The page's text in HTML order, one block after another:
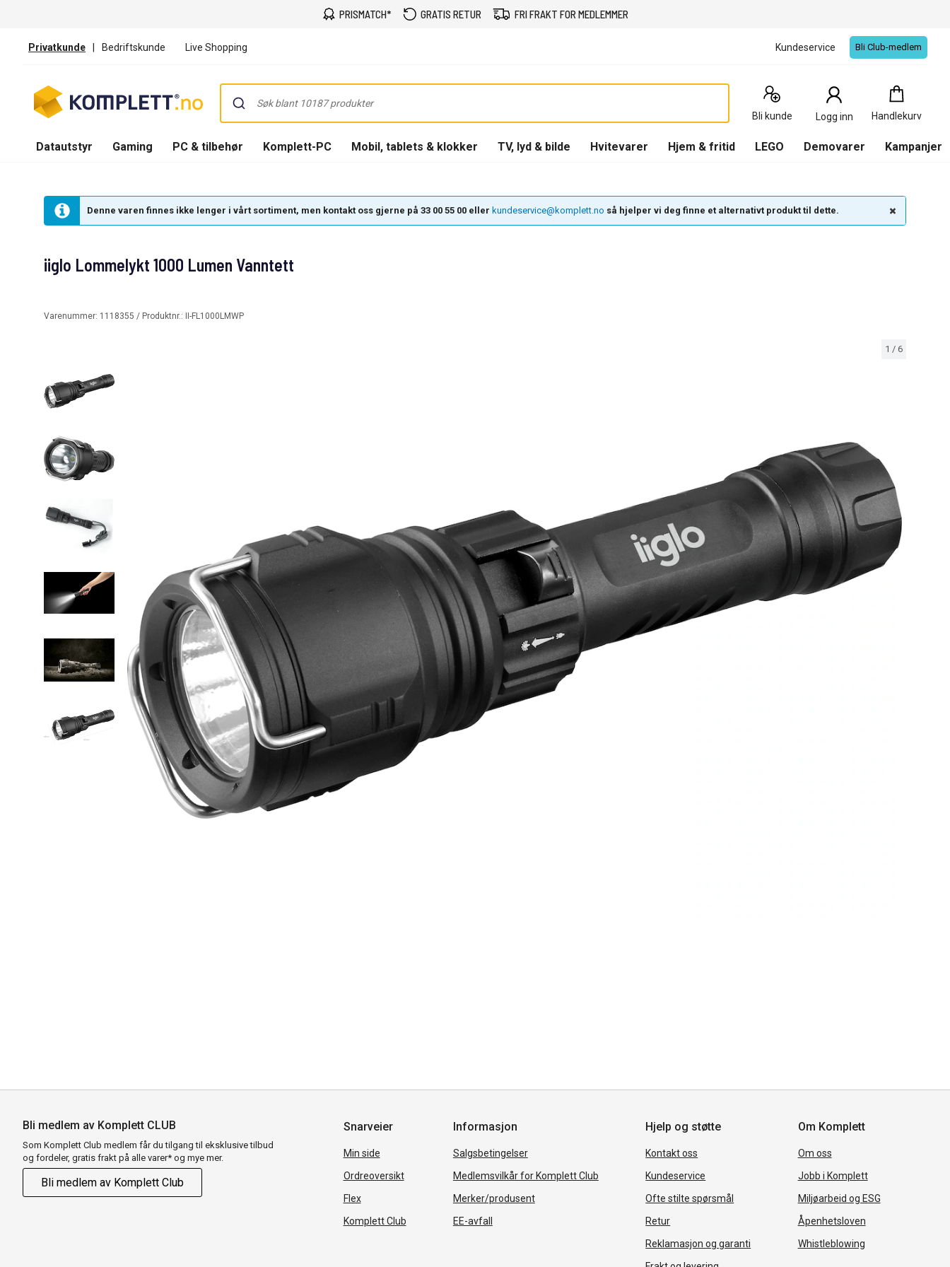
PRISMATCH* GRATIS RETUR FRI FRAKT FOR MEDLEMMER
Privatkunde | Bedriftskunde Live Shopping Kundeservice Bli Club-medlem
Bli kunde Logg inn Handlekurv
Handlekurv
0
Produkter
Datautstyr Gaming PC & tilbehør Komplett-PC Mobil, tablets & klokker TV, lyd & bilde Hvitevarer Hjem & fritid LEGO Demovarer Kampanjer
Denne varen finnes ikke lenger i vårt sortiment, men kontakt oss gjerne på 33 00 55 00 eller kundeservice@komplett.no så hjelper vi deg finne et alternativt produkt til dette.
1 / 6
iiglo Lommelykt 1000 Lumen Vanntett
Varenummer: 1118355 / Produktnr.: II-FL1000LMWP
Bli medlem av Komplett CLUB
Som Komplett Club medlem får du tilgang til eksklusive tilbud
og fordeler, gratis frakt på alle varer* og mye mer.
Bli medlem av Komplett Club
Snarveier
Min side
Ordreoversikt
Flex
Komplett Club
Informasjon
Salgsbetingelser
Medlemsvilkår for Komplett Club
Merker/produsent
EE-avfall
Hjelp og støtte
Kontakt oss
Kundeservice
Ofte stilte spørsmål
Retur
Reklamasjon og garanti
Om Komplett
Om oss
Jobb i Komplett
Miljøarbeid og ESG
Åpenhetsloven
Whistleblowing